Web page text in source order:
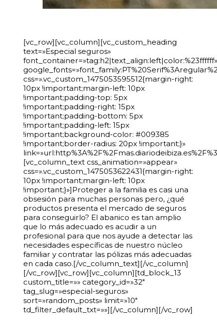
[vc_row][vc_column][vc_custom_heading
text=»Especial seguros»
font_container=»tag:h2|text_align:left|color:%23ffffff»
css=».vc_custom_1475053595512{margin-right:
10px !important;margin-left: 10px
!important;padding-top: 5px
!important;padding-right: 15px
!important;padding-bottom: 5px
!important;padding-left: 15px
!important;background-color: #009385
!important;border-radius: 20px !important;}»
[vc_column_text css_animation=»appear»
css=».vc_custom_1475053622431{margin-right:
10px !important;margin-left: 10px
!important;}»]Proteger a la familia es casi una
obsesión para muchas personas pero, ¿qué
productos presenta el mercado de seguros
para conseguirlo? El abanico es tan amplio
que lo más adecuado es acudir a un
profesional para que nos ayude a detectar las
necesidades específicas de nuestro núcleo
familiar y contratar las pólizas más adecuadas
en cada caso.[/vc_column_text][/vc_column]
[/vc_row][vc_row][vc_column][td_block_13
custom_title=»» category_id=»32″
tag_slug=»especial-seguros»
sort=»random_posts» limit=»10″
td_filter_default_txt=»»][/vc_column][/vc_row]